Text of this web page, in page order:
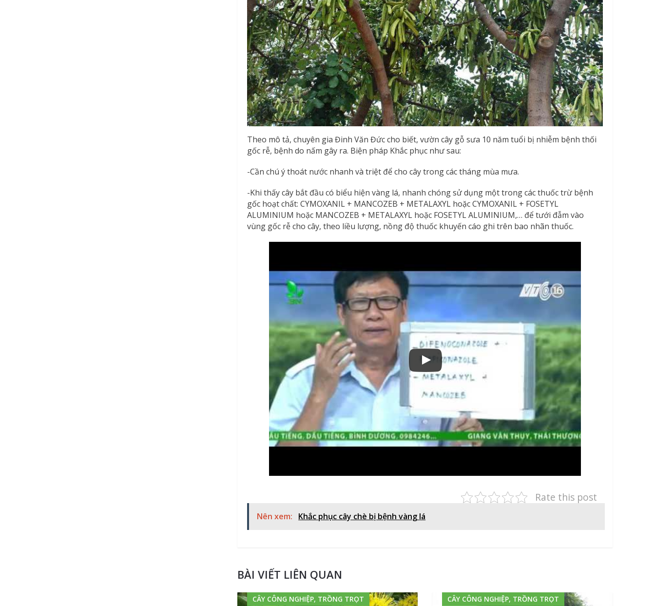
Theo mô tả, chuyên gia Đinh Văn Đức cho biết, vườn cây gỗ sưa 10 năm tuổi bị nhiễm bệnh thối
gốc rễ, bệnh do nấm gây ra. Biện pháp Khắc phục như sau:
-Cần chú ý thoát nước nhanh và triệt để cho cây trong các tháng mùa mưa.
-Khi thấy cây bắt đầu có biểu hiện vàng lá, nhanh chóng sử dụng một trong các thuốc trừ bệnh
gốc hoạt chất: CYMOXANIL + MANCOZEB + METALAXYL hoặc CYMOXANIL + FOSETYL
ALUMINIUM hoặc MANCOZEB + METALAXYL hoặc FOSETYL ALUMINIUM,… để tưới đẫm vào
vùng gốc rễ cho cây, theo liều lượng, nồng độ thuốc khuyến cáo ghi trên bao nhãn thuốc.
Rate this post
Nên xem: Khắc phục cây chè bị bệnh vàng lá
BÀI VIẾT LIÊN QUAN
CÂY CÔNG NGHIỆP, TRỒNG TRỌT CÂY CÔNG NGHIỆP, TRỒNG TRỌT